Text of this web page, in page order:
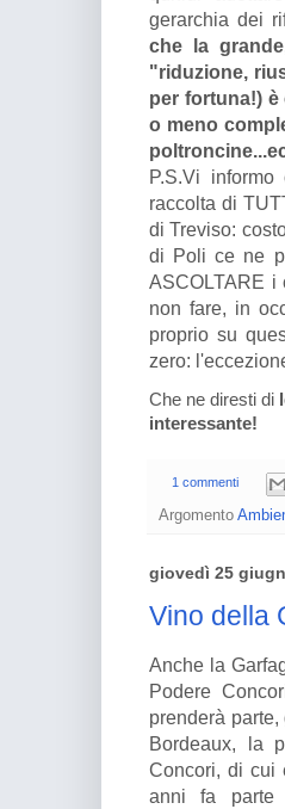
gerarchia dei
che la
"riduzione,
per fortuna!)
o meno
P.S.Vi
raccolta di
di Treviso:
di Poli ce ne
ASCOLTARE i
non fare, in
proprio su
zero:
Che ne diresti di
interessante!
1 commenti
Argomento
giovedì 25
Vino della
Anche la
Podere
prenderà
Bordeaux, la
Concori, di cui
anni fa parte